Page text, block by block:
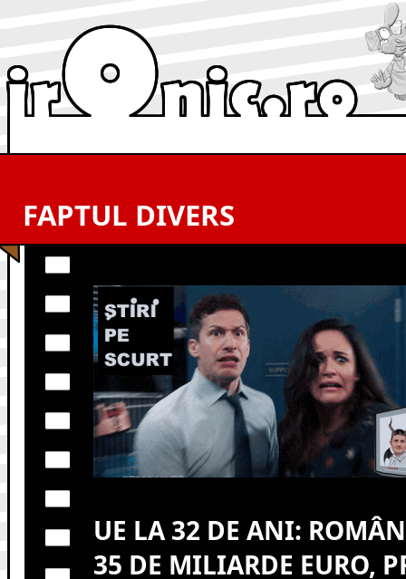
FAPTUL DIVERS
UE LA 32 DE ANI:
35 DE MILIARDE EURO,